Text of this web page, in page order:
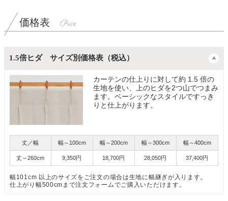
価格表
1.5倍ヒダ サイズ別価格表（税込）
カーテンの仕上りに対して約 1.5 倍の
生地を使い、上のヒダを2つ山でつまみ
ます。ベーシックなスタイルですっき
りと仕上がります。
丈／幅
丈～260cm
幅～100cm
9,350円
幅～200cm
18,700円
幅～300cm
28,050円
幅～400cm
37,400円
幅101cm 以上のサイズをご注文の場合は生地に幅継ぎが入ります。
仕上がり幅500cmまで注文フォームでご購入いただけます。